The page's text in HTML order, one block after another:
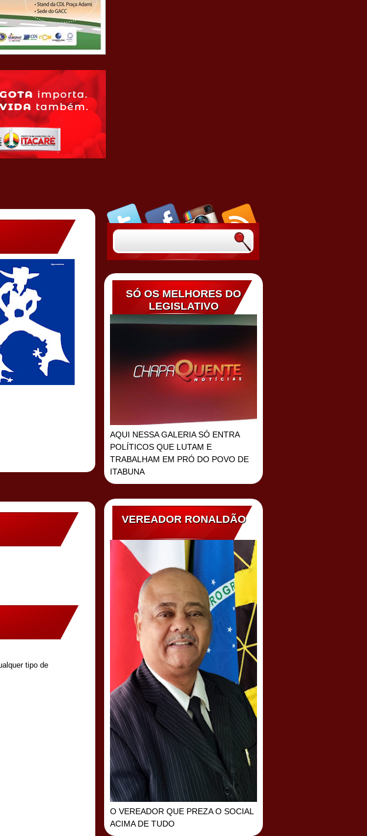
tipo de
SÓ OS MELHORES DO
LEGISLATIVO
AQUI NESSA GALERIA SÓ ENTRA
POLÍTICOS QUE LUTAM E
TRABALHAM EM PRÓ DO POVO DE
ITABUNA
VEREADOR RONALDÃO
O VEREADOR QUE PREZA O SOCIAL
ACIMA DE TUDO